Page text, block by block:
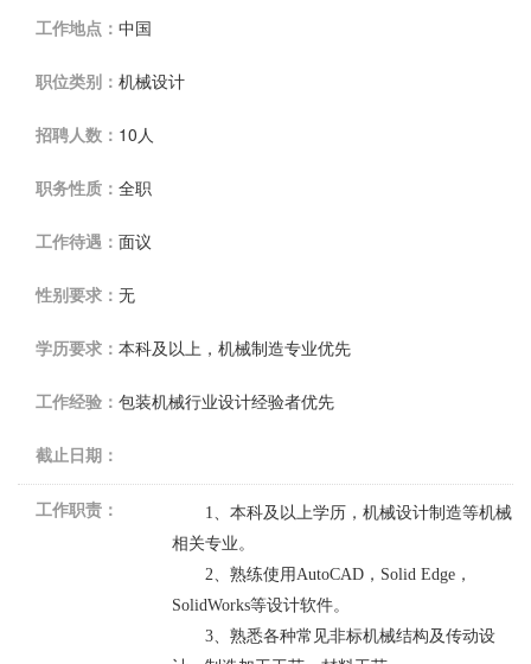
工作地点： 中国
职位类别： 机械设计
招聘人数： 10人
职务性质： 全职
工作待遇： 面议
性别要求： 无
学历要求： 本科及以上，机械制造专业优先
工作经验： 包装机械行业设计经验者优先
截止日期：
工作职责： 1、本科及以上学历，机械设计制造等机械
相关专业。
2、熟练使用AutoCAD， Solid Edge，
SolidWorks等设计软件。
3、熟悉各种常见非标机械结构及传动设